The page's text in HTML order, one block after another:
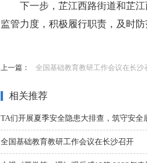
下一步，芷江西路街道和芷
监管力度，积极履行职责，及时
上一篇： 全国基础教育教研工作会议在长沙
相关推荐
TA们开展夏季安全隐患大排查，筑守安全
全国基础教育教研工作会议在长沙召开